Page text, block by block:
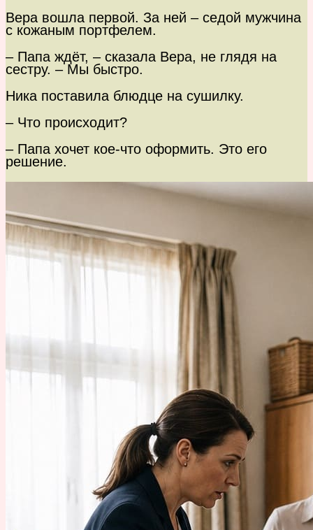
Вера вошла первой. За ней – седой мужчина
с кожаным портфелем.
– Папа ждёт, – сказала Вера, не глядя на
сестру. – Мы быстро.
Ника поставила блюдце на сушилку.
– Что происходит?
– Папа хочет кое-что оформить. Это его
решение.